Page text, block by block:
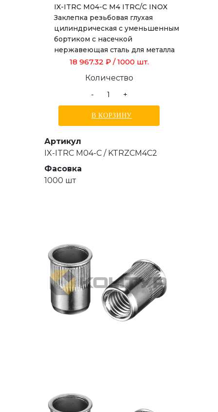
IX-ITRC M04-C M4 ITRC/C INOX
Заклепка резьбовая глухая
цилиндрическая с уменьшенным
бортиком с насечкой
нержавеющая сталь для металла
толщиной от 0,5 до 2,0 мм
18 967.32 ₽ / 1000 шт.
Количество
-
+
В КОРЗИНУ
Артикул
IX-ITRC M04-C / KTRZCM4C2
Фасовка
1000 шт